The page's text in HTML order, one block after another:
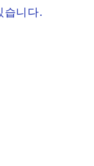
습니다.